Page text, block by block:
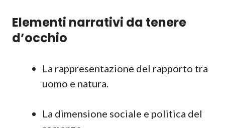
Elementi narrativi da tenere
d’occhio
La rappresentazione del rapporto tra
uomo e natura.
La dimensione sociale e politica del